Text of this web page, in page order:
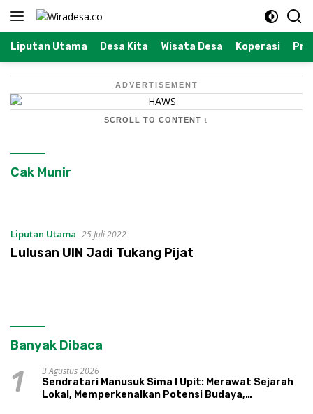
Langsung
Liputan Utama Desa Kita Wisata Desa Koperasi
ADVERTISEMENT
SCROLL TO CONTENT ↓
Cak Munir
Liputan Utama 25 Juli 2022
Lulusan UIN Jadi Tukang Pijat
Banyak Dibaca
1
3 Agustus 2026
Sendratari Manusuk Sima I Upit: Merawat Sejarah
Lokal, Memperkenalkan Potensi Budaya,